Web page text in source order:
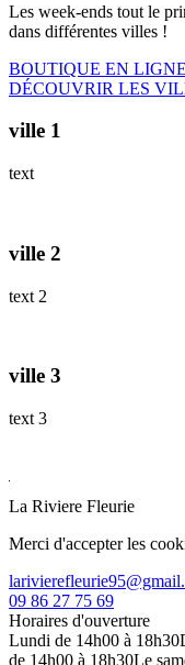
Les week-ends tout le
dans différentes villes !
BOUTIQUE EN LIGNE
DÉCOUVRIR LES
ville 1
text
ville 2
text 2
ville 3
text 3
La Riviere Fleurie
Merci d'accepter les
09 86 27 75 69
Horaires d'ouverture
Lundi de 14h00 à 18h30
de 14h00 à 18h30Le